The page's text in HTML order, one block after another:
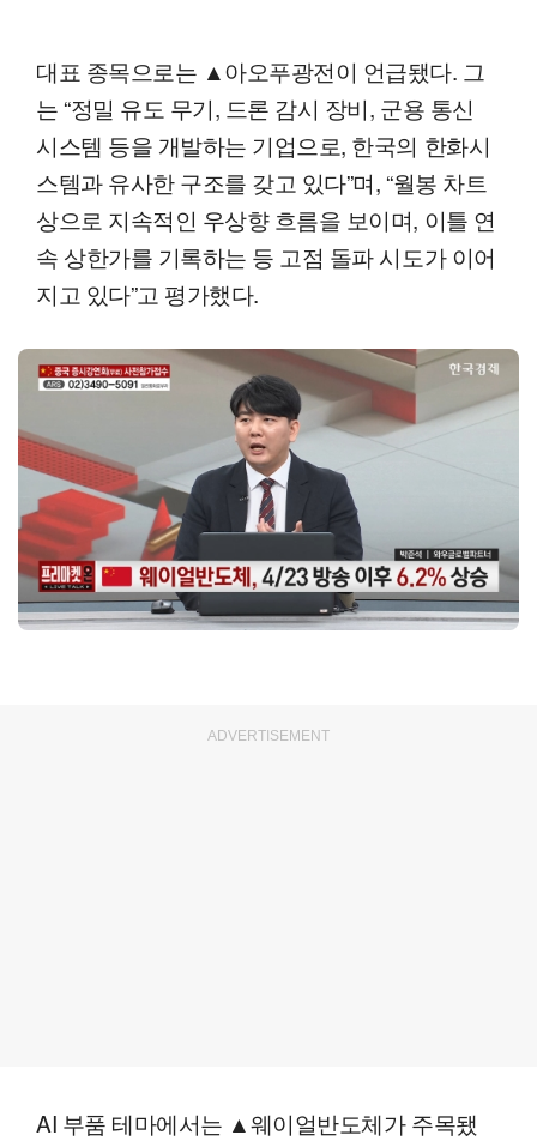
대표 종목으로는 ▲아오푸광전이 언급됐다. 그
는 “정밀 유도 무기, 드론 감시 장비, 군용 통신
시스템 등을 개발하는 기업으로, 한국의 한화시
스템과 유사한 구조를 갖고 있다”며, “월봉 차트
상으로 지속적인 우상향 흐름을 보이며, 이틀 연
속 상한가를 기록하는 등 고점 돌파 시도가 이어
지고 있다”고 평가했다.
ADVERTISEMENT
AI 부품 테마에서는 ▲웨이얼반도체가 주목됐